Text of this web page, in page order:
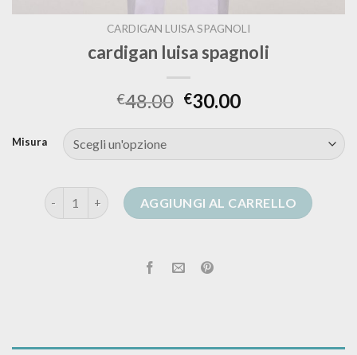
CARDIGAN LUISA SPAGNOLI
cardigan luisa spagnoli
€48.00 €30.00
Misura
cardigan luisa spagnoli quantitàAGGIUNGI AL CARRELLO